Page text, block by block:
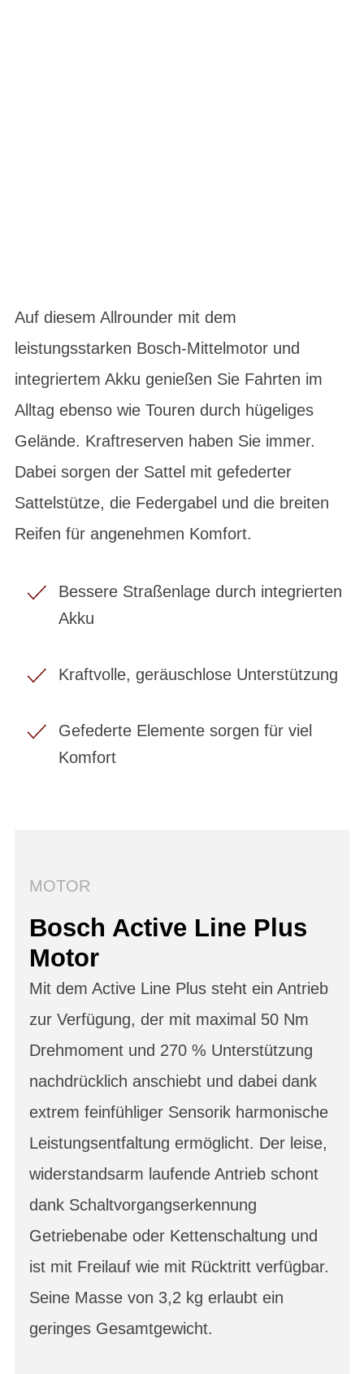
Auf diesem Allrounder mit dem
leistungsstarken Bosch-Mittelmotor und
integriertem Akku genießen Sie Fahrten im
Alltag ebenso wie Touren durch hügeliges
Gelände. Kraftreserven haben Sie immer.
Dabei sorgen der Sattel mit gefederter
Sattelstütze, die Federgabel und die breiten
Reifen für angenehmen Komfort.
Bessere Straßenlage durch integrierten
Akku
Kraftvolle, geräuschlose Unterstützung
Gefederte Elemente sorgen für viel
Komfort
MOTOR
Bosch Active Line Plus
Motor
Mit dem Active Line Plus steht ein Antrieb
zur Verfügung, der mit maximal 50 Nm
Drehmoment und 270 % Unterstützung
nachdrücklich anschiebt und dabei dank
extrem feinfühliger Sensorik harmonische
Leistungsentfaltung ermöglicht. Der leise,
widerstandsarm laufende Antrieb schont
dank Schaltvorgangserkennung
Getriebenabe oder Kettenschaltung und
ist mit Freilauf wie mit Rücktritt verfügbar.
Seine Masse von 3,2 kg erlaubt ein
geringes Gesamtgewicht.